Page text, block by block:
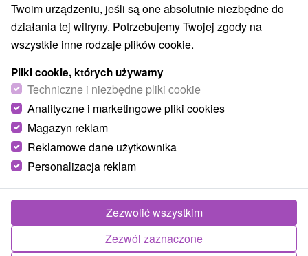
Region turystyczny
Vysoké Tatry, v Tatrách, Východné Slovensko, Prešovský
kraj
Znalazłeś błąd lub chcesz polecić nam nową atrakcję
Twoim urządzeniu, jeśli są one absolutnie niezbędne do
działania tej witryny. Potrzebujemy Twojej zgody na
wszystkie inne rodzaje plików cookie.
Pliki cookie, których używamy
Techniczne i niezbędne pliki cookie
Analityczne i marketingowe pliki cookies
Magazyn reklam
Reklamowe dane użytkownika
Personalizacja reklam
Zezwól zaznaczone
Zezwolić wszystkim